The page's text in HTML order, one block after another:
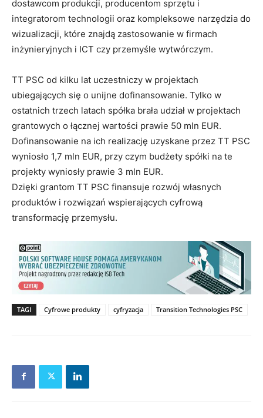
dostawcom produkcji, producentom sprzętu i
integratorom technologii oraz kompleksowe narzędzia do
wizualizacji, które znajdą zastosowanie w firmach
inżynieryjnych i ICT czy przemyśle wytwórczym.
TT PSC od kilku lat uczestniczy w projektach
ubiegających się o unijne dofinansowanie. Tylko w
ostatnich trzech latach spółka brała udział w projektach
grantowych o łącznej wartości prawie 50 mln EUR.
Dofinansowanie na ich realizację uzyskane przez TT PSC
wyniosło 1,7 mln EUR, przy czym budżety spółki na te
projekty wyniosły prawie 3 mln EUR.
Dzięki grantom TT PSC finansuje rozwój własnych
produktów i rozwiązań wspierających cyfrową
transformację przemysłu.
TAGI Cyfrowe produkty cyfryzacja Transition Technologies PSC